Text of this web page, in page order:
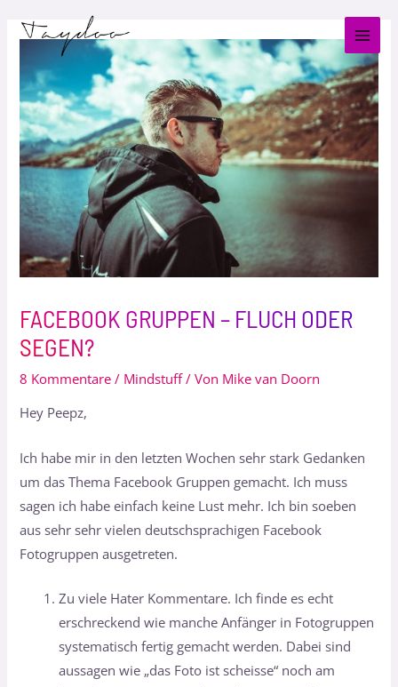
Inhalt
FACEBOOK GRUPPEN – FLUCH ODER
SEGEN?
8 Kommentare / Mindstuff/ Von Mike van Doorn
Hey Peepz,
Ich habe mir in den letzten Wochen sehr stark Gedanken
um das Thema Facebook Gruppen gemacht. Ich muss
sagen ich habe einfach keine Lust mehr. Ich bin soeben
aus sehr sehr vielen deutschsprachigen Facebook
Fotogruppen ausgetreten.
Zu viele Hater Kommentare. Ich finde es echt
erschreckend wie manche Anfänger in Fotogruppen
systematisch fertig gemacht werden. Dabei sind
aussagen wie „das Foto ist scheisse“ noch am
navigation